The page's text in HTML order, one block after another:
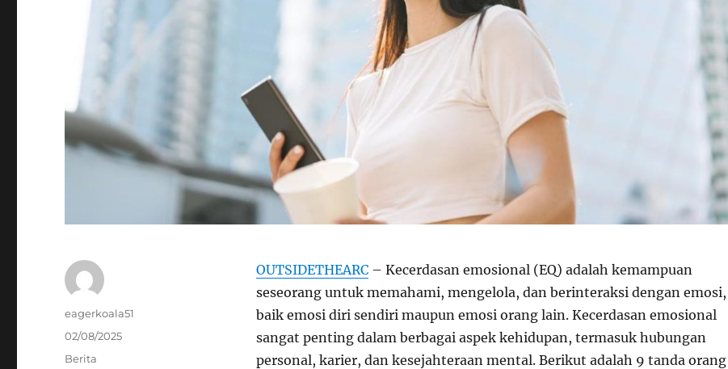
OUTSIDETHEARC– Kecerdasan emosional (EQ) adalah kemampuan
seseorang untuk memahami, mengelola, dan berinteraksi dengan emosi,
baik emosi diri sendiri maupun emosi orang lain. Kecerdasan emosional
sangat penting dalam berbagai aspek kehidupan, termasuk hubungan
personal, karier, dan kesejahteraan mental. Berikut adalah 9 tanda orang
Author
eagerkoala51
Posted
02/08/2025
Categories
Berita